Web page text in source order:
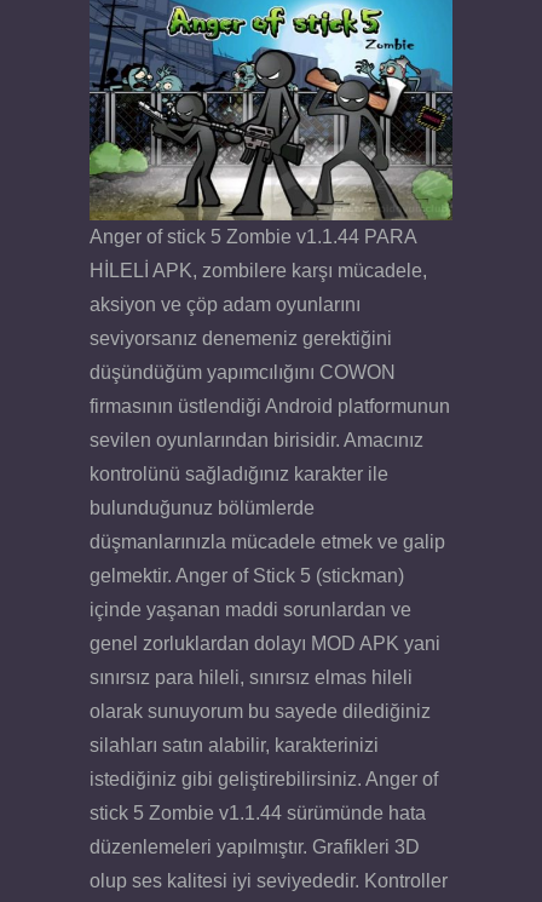
Anger of stick 5 Zombie v1.1.44 PARA
HİLELİ APK, zombilere karşı mücadele,
aksiyon ve çöp adam oyunlarını
seviyorsanız denemeniz gerektiğini
düşündüğüm yapımcılığını COWON
firmasının üstlendiği Android platformunun
sevilen oyunlarından birisidir. Amacınız
kontrolünü sağladığınız karakter ile
bulunduğunuz bölümlerde
düşmanlarınızla mücadele etmek ve galip
gelmektir. Anger of Stick 5 (stickman)
içinde yaşanan maddi sorunlardan ve
genel zorluklardan dolayı MOD APK yani
sınırsız para hileli, sınırsız elmas hileli
olarak sunuyorum bu sayede dilediğiniz
silahları satın alabilir, karakterinizi
istediğiniz gibi geliştirebilirsiniz. Anger of
stick 5 Zombie v1.1.44 sürümünde hata
düzenlemeleri yapılmıştır. Grafikleri 3D
olup ses kalitesi iyi seviyededir. Kontroller